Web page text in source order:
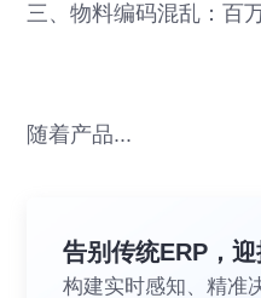
三、物料编码混乱：百
随着产品...
告别传统ERP，
构建实时感知、精准